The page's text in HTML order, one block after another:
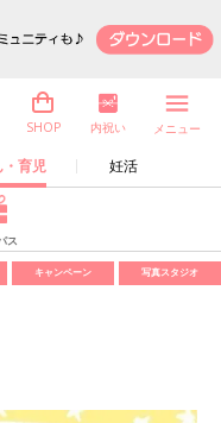
育児 妊活
SHOP 内祝い メニュー
ス
キャンペーン 写真スタジオ